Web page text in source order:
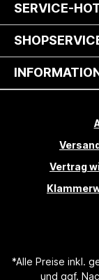
SERVICE-
Vertrag
*Alle Preise inkl.
und ggf.